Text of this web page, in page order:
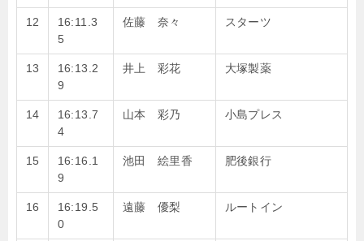
12
16:11.3
5
佐藤 奈々 スターツ
13
16:13.2
9
井上 彩花 大塚製薬
14
16:13.7
4
山本 彩乃 小島プレス
15
16:16.1
9
池田 絵里香 肥後銀行
16
16:19.5
0
遠藤 優梨 ルートイン